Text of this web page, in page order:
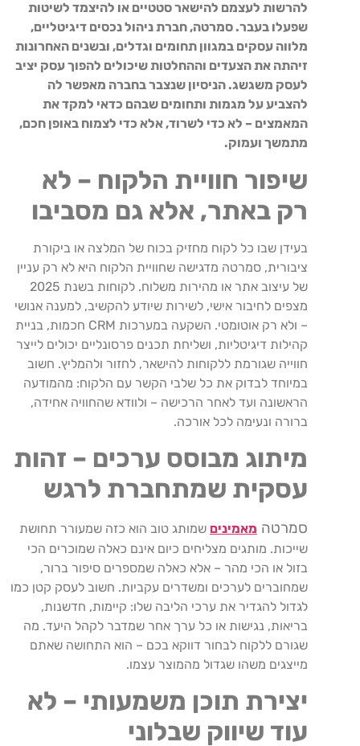
להרשות לעצמם להישאר סטטיים או להיצמד לשיטות
שפעלו בעבר. סמרטה, חברת ניהול נכסים דיגיטליים,
מלווה עסקים במגוון תחומים וגדלים, ובשנים האחרונות
זיהתה את הצעדים וההחלטות שיכולים להפוך עסק יציב
לעסק משגשג. הניסיון שנצבר בחברה מאפשר לה
להצביע על מגמות ותחומים שבהם כדאי למקד את
המאמצים – לא כדי לשרוד, אלא כדי לצמוח באופן חכם,
מתמשך ועמוק.
שיפור חוויית הלקוח – לא
רק באתר, אלא גם מסביבו
בעידן שבו כל לקוח מחזיק בכוח של המלצה או ביקורת
ציבורית, סמרטה מדגישה שחוויית הלקוח היא לא רק עניין
של עיצוב אתר או מהירות משלוח. לקוחות בשנת 2025
מצפים לחיבור אישי, לשירות שיודע להקשיב, למענה אנושי
– ולא רק אוטומטי. השקעה במערכות CRM חכמות, בניית
קהילות דיגיטליות, ושליחת תכנים פרסונליים יכולים לייצר
חווייה שגורמת ללקוחות להישאר, לחזור ולהמליץ. חשוב
במיוחד לבדוק את כל שלבי הקשר עם הלקוח: מהמודעה
הראשונה ועד לאחר הרכישה – ולוודא שהחוויה אחידה,
ברורה ונעימה לכל אורכה.
מיתוג מבוסס ערכים – זהות
עסקית שמתחברת לרגש
סמרטה מאמינים שמותג טוב הוא כזה שמעורר תחושת
שייכות. מותגים מצליחים כיום אינם כאלה שמוכרים הכי
בזול או הכי מהר – אלא כאלה שמספרים סיפור ברור,
שמחוברים לערכים ומשדרים עקביות. חשוב לעסק קטן כמו
לגדול להגדיר את ערכי הליבה שלו: קיימות, חדשנות,
בריאות, נגישות או כל ערך אחר שמדבר לקהל היעד. מה
שגורם ללקוח לבחור דווקא בכם – הוא התחושה שאתם
מייצגים משהו שגדול מהמוצר עצמו.
יצירת תוכן משמעותי – לא
עוד שיווק שבלוני